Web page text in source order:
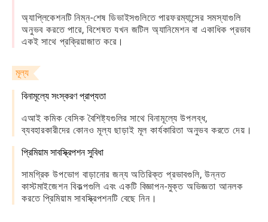
অ্যাপ্লিকেশনটি নিম্ন-শেষ ডিভাইসগুলিতে পারফরম্যান্সের সমস্যাগুলি
অনুভব করতে পারে, বিশেষত যখন জটিল অ্যানিমেশন বা একাধিক প্রভাব
একই সাথে প্রক্রিয়াজাত করে।
মূল্য
বিনামূল্যে সংস্করণ প্রাপ্যতা
এআই কমিক বেসিক বৈশিষ্ট্যগুলির সাথে বিনামূল্যে উপলব্ধ,
ব্যবহারকারীদের কোনও মূল্য ছাড়াই মূল কার্যকারিতা অনুভব করতে দেয়।
প্রিমিয়াম সাবস্ক্রিপশন সুবিধা
সামগ্রিক উপভোগ বাড়ানোর জন্য অতিরিক্ত প্রভাবগুলি, উন্নত
কাস্টমাইজেশন বিকল্পগুলি এবং একটি বিজ্ঞাপন-মুক্ত অভিজ্ঞতা আনলক
করতে প্রিমিয়াম সাবস্ক্রিপশনটি বেছে নিন।